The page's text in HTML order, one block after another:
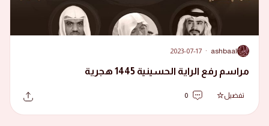
A
ashbaal
·
2023-07-17
مراسم رفع الراية الحسينية 1445 هجرية
تفضيل 0